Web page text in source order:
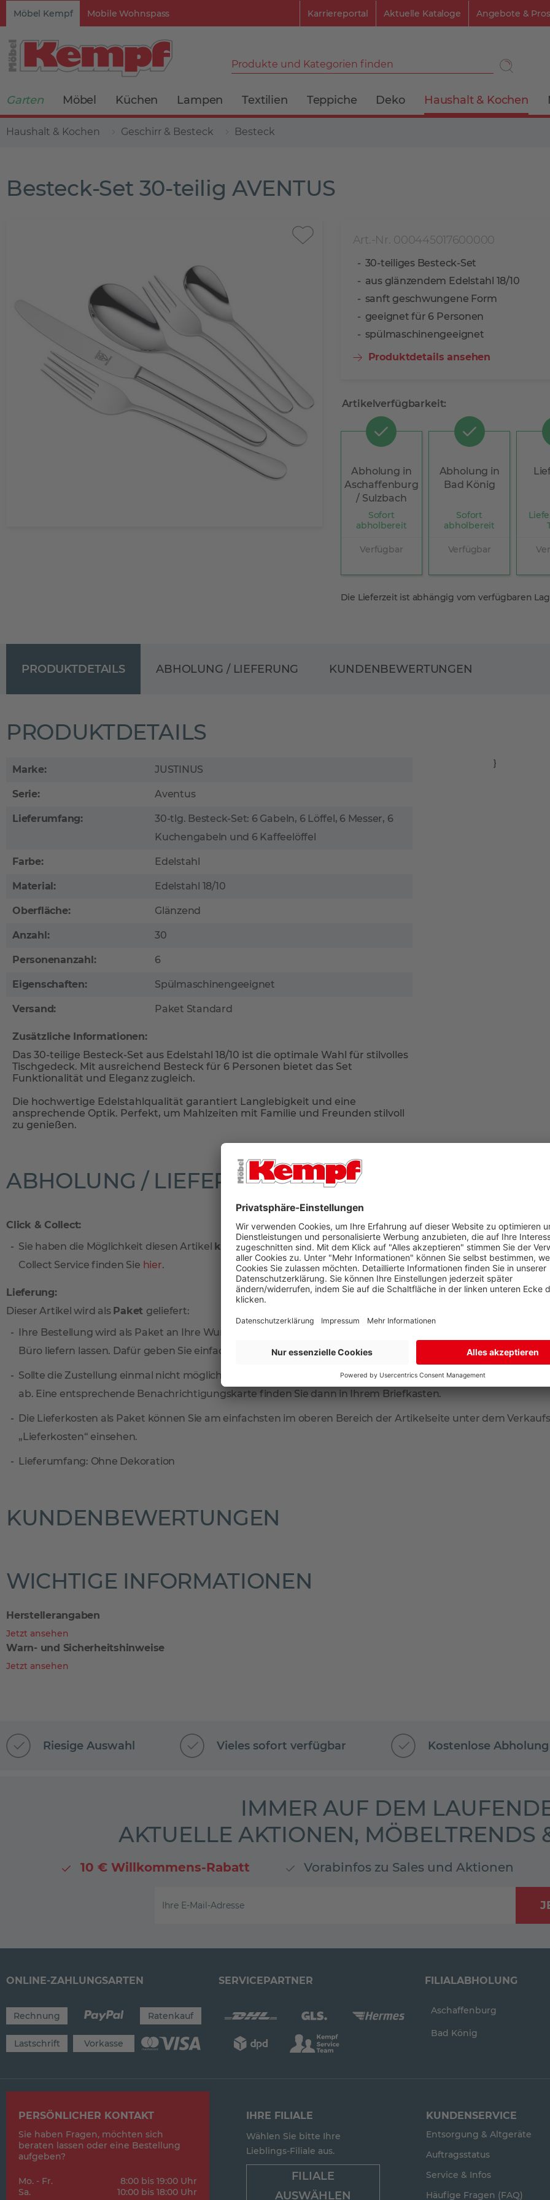
Möbel Kempf Mobile Wohnspass Karriereportal Aktuelle Kataloge Angebote &
Produkte und Kategorien finden
Garten Möbel Küchen Lampen Textilien Teppiche Deko Haushalt & Kochen
Haushalt & Kochen Geschirr & Besteck Besteck
Besteck-Set 30-teilig AVENTUS
Art.-Nr. 000445017600000
30-teiliges Besteck-Set
aus glänzendem Edelstahl 18/10
sanft geschwungene Form
geeignet für 6 Personen
spülmaschinengeeignet
Produktdetails ansehen
Artikelverfügbarkeit:
Abholung in
Aschaffenburg
/ Sulzbach
Sofort
abholbereit
Verfügbar
Abholung in
Bad König
Sofort
abholbereit
Verfügbar
Die Lieferzeit ist abhängig vom verfügbaren
PRODUKTDETAILS
PRODUKTDETAILS
Marke: JUSTINUS
Serie: Aventus
Lieferumfang:
30-tlg. Besteck-Set: 6 Gabeln, 6 Löffel, 6 Messer, 6
Kuchengabeln und 6 Kaffeelöffel
Farbe: Edelstahl
Material: Edelstahl 18/10
Oberfläche: Glänzend
Anzahl: 30
Personenanzahl: 6
Eigenschaften: Spülmaschinengeeignet
Versand: Paket Standard
Zusätzliche Informationen:
Das 30-teilige Besteck-Set aus Edelstahl 18/10 ist die optimale Wahl für stilvolles
Tischgedeck. Mit ausreichend Besteck für 6 Personen bietet das Set
Funktionalität und Eleganz zugleich.
Die hochwertige Edelstahlqualität garantiert Langlebigkeit und eine
ansprechende Optik. Perfekt, um Mahlzeiten mit Familie und Freunden stilvoll
zu genießen.
}
ABHOLUNG / LIEFERUNG
ABHOLUNG / LIEFERUNG
Click & Collect:
Sie haben die Möglichkeit diesen Artikel kostenlosvor Ort in unseren Filialen Aschaffenburg oder Bad
Collect Service finden Sie hier.
Lieferung:
Dieser Artikel wird als Paket geliefert:
Ihre Bestellung wird als Paket an Ihre Wunschadresse geliefert. Falls Sie tagsüber nicht zuhause sind,
Büro liefern lassen. Dafür geben Sie einfach eine separate Lieferadresse zur Rechnungsadresse an. So sind
Sollte die Zustellung einmal nicht möglich sein, nimmt der Paketdienstleister Ihr Produkt zur erneuten
ab. Eine entsprechende Benachrichtigungskarte finden Sie dann in Ihrem Briefkasten.
Die Lieferkosten als Paket können Sie am einfachsten im oberen Bereich der Artikelseite unter dem
„Lieferkosten“ einsehen.
Lieferumfang: Ohne Dekoration
KUNDENBEWERTUNGEN
KUNDENBEWERTUNGEN
WICHTIGE INFORMATIONEN
Herstellerangaben
Jetzt ansehen
Warn- und Sicherheitshinweise
Jetzt ansehen
Riesige Auswahl Vieles sofort verfügbar Kostenlose
IMMER AUF DEM
AKTUELLE AKTIONEN, MÖBELTRENDS
10 € Willkommens-Rabatt Vorabinfos zu Sales und Aktionen
Ihre E-Mail-Adresse
ONLINE-ZAHLUNGSARTEN
Rechnung Ratenkauf
Lastschrift Vorkasse
SERVICEPARTNER FILIALABHOLUNG
Aschaffenburg
Bad König
PERSÖNLICHER KONTAKT
Sie haben Fragen, möchten sich
beraten lassen oder eine Bestellung
aufgeben?
Mo. - Fr.
8:00 bis 19:00 Uhr
Sa.
10:00 bis 18:00 Uhr
IHRE FILIALE
Wählen Sie bitte Ihre
Lieblings-Filiale aus.
FILIALE
AUSWÄHLEN
KUNDENSERVICE
Entsorgung & Altgeräte
Auftragsstatus
Service & Infos
Häufige Fragen (FAQ)